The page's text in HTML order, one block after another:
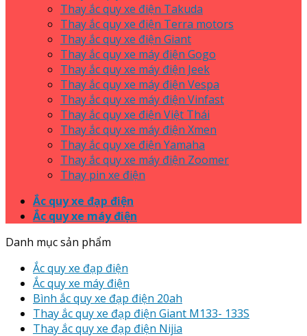
Thay ắc quy xe điện Takuda
Thay ắc quy xe điện Terra motors
Thay ắc quy xe điện Giant
Thay ắc quy xe máy điện Gogo
Thay ắc quy xe máy điện Jeek
Thay ắc quy xe máy điện Vespa
Thay ắc quy xe máy điện Vinfast
Thay ắc quy xe điện Việt Thái
Thay ắc quy xe máy điện Xmen
Thay ắc quy xe điện Yamaha
Thay ắc quy xe máy điện Zoomer
Thay pin xe điện
Ắc quy xe đạp điện
Ắc quy xe máy điện
Danh mục sản phẩm
Ắc quy xe đạp điện
Ắc quy xe máy điện
Bình ắc quy xe đạp điện 20ah
Thay ắc quy xe đạp điện Giant M133- 133S
Thay ắc quy xe đạp điện Nijia